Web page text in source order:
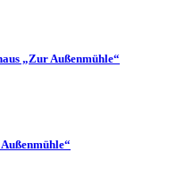
„Zur Außenmühle“